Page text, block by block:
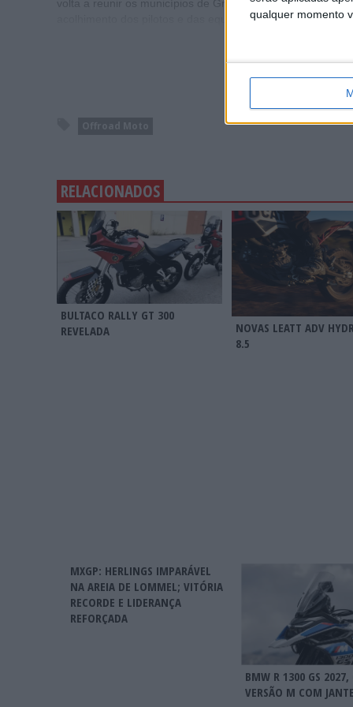
qualquer momento
volta a reunir os municípios de Grândola, Santiago do
acolhimento dos pilotos e das equipas vindas de todo o
RELACIONADOS
BULTACO RALLY GT 300
REVELADA
NOVAS LEATT ADV
8.5
MXGP: HERLINGS IMPARÁVEL
NA AREIA DE LOMMEL; VITÓRIA
RECORDE E LIDERANÇA
REFORÇADA
BMW R 1300 GS 2027,
VERSÃO M COM